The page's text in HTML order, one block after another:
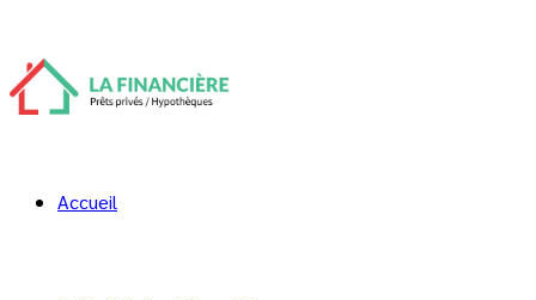
Accueil
Oubliée
Comment Lafinancière a aidé